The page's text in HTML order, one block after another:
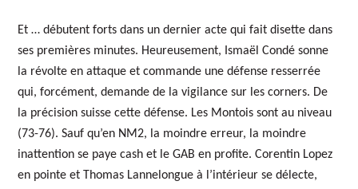
Et … débutent forts dans un dernier acte qui fait disette dans
ses premières minutes. Heureusement, Ismaël Condé sonne
la révolte en attaque et commande une défense resserrée
qui, forcément, demande de la vigilance sur les corners. De
la précision suisse cette défense. Les Montois sont au niveau
(73-76). Sauf qu’en NM2, la moindre erreur, la moindre
inattention se paye cash et le GAB en profite. Corentin Lopez
en pointe et Thomas Lannelongue à l’intérieur se délecte,